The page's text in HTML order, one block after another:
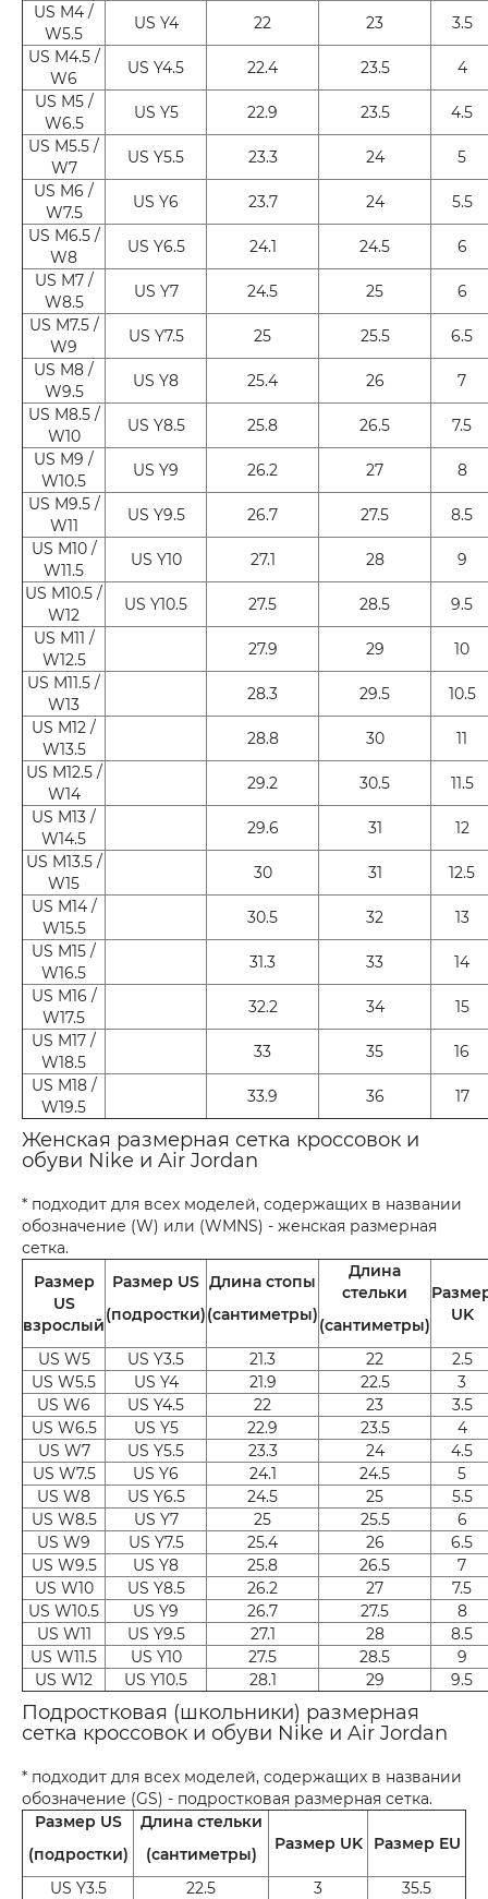
US M4 /
W5.5
US Y4 22 23
3.5
US M4.5 /
W6
US Y4.5 22.4 23.5
4
US M5 /
W6.5
US Y5 22.9 23.5
4.5
US M5.5 /
W7
US Y5.5 23.3 24
5
US M6 /
W7.5
US Y6 23.7 24
5.5
US M6.5 /
W8
US Y6.5 24.1 24.5
6
US M7 /
W8.5
US Y7 24.5 25
6
US M7.5 /
W9
US Y7.5 25 25.5
6.5
US M8 /
W9.5
US Y8 25.4 26
7
US M8.5 /
W10
US Y8.5 25.8 26.5
7.5
US M9 /
W10.5
US Y9 26.2 27
8
US M9.5 /
W11
US Y9.5 26.7 27.5
8.5
US M10 /
W11.5
US Y10 27.1 28
9
US M10.5 /
W12
US Y10.5 27.5 28.5
9.5
US M11 /
W12.5
27.9 29
10
US M11.5 /
W13
28.3 29.5
10.5
US M12 /
W13.5
28.8 30
11
US M12.5 /
W14
29.2 30.5
11.5
US M13 /
W14.5
29.6 31
12
US M13.5 /
W15
30 31
12.5
US M14 /
W15.5
30.5 32
13
US M15 /
W16.5
31.3 33
14
US M16 /
W17.5
32.2 34
15
US M17 /
W18.5
33 35
16
US M18 /
W19.5
33.9 36 17
Женская размерная сетка кроссовок и
обуви Nike и Air Jordan
* подходит для всех моделей, содержащих в названии
обозначение (W) или (WMNS) - женская размерная
сетка.
Размер
US
взрослый
Размер US
(подростки)
Длина стопы
(сантиметры)
Длина
стельки
(сантиметры)
UK
US W5 US Y3.5 21.3 22
2.5
US W5.5
US Y4 21.9 22.5
3
US W6
US Y4.5 22 23
3.5
US W6.5
US Y5 22.9 23.5
4
US W7
US Y5.5 23.3 24
4.5
US W7.5
US Y6 24.1 24.5
5
US W8
US Y6.5 24.5 25
5.5
US W8.5
US Y7 25 25.5
6
US W9
US Y7.5 25.4 26
6.5
US W9.5
US Y8 25.8 26.5
7
US W10
US Y8.5 26.2 27
7.5
US W10.5
US Y9 26.7 27.5
8
US W11
US Y9.5 27.1 28
8.5
US W11.5
US Y10 27.5 28.5
9
US W12
US Y10.5 28.1 29 9.5
Подростковая (школьники) размерная
сетка кроссовок и обуви Nike и Air Jordan
* подходит для всех моделей, содержащих в названии
обозначение (GS) - подростковая размерная сетка.
Размер US
(подростки)
Длина стельки
(сантиметры)
Размер UK Размер EU
US Y3.5 22.5 3 35.5